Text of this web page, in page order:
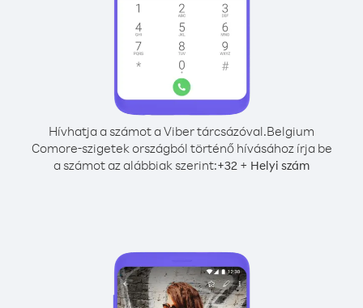
Hívhatja a számot a Viber tárcsázóval.Belgium
Comore-szigetek országból történő hívásához írja be
a számot az alábbiak szerint:+32 + Helyi szám